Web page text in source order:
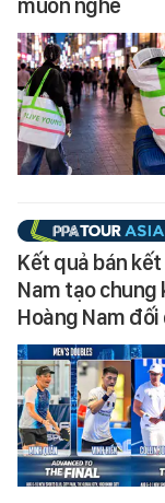
muốn nghe
Kết quả bán kết
Nam tạo chung
Hoàng Nam